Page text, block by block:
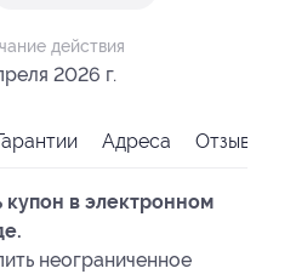
действия
2026 г.
Адреса Отзывы
в электронном
неограниченное